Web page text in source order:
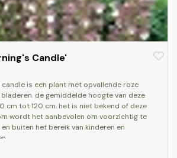
Candle'
de gemiddelde hoogte van deze
cm tot 120 cm. het is niet bekend of deze
wordt het aanbevolen om voorzichtig te
buiten het bereik van kinderen en